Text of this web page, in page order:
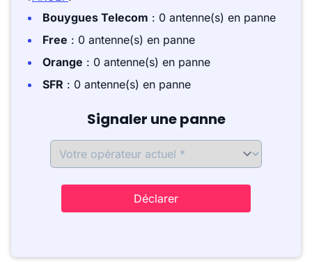
Bouygues Telecom : 0 antenne(s) en panne
Free : 0 antenne(s) en panne
Orange : 0 antenne(s) en panne
SFR : 0 antenne(s) en panne
Signaler une panne
Déclarer